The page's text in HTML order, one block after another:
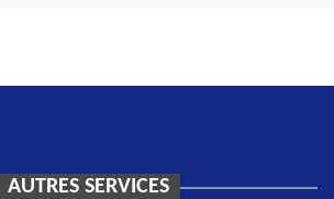
AUTRES SERVICES